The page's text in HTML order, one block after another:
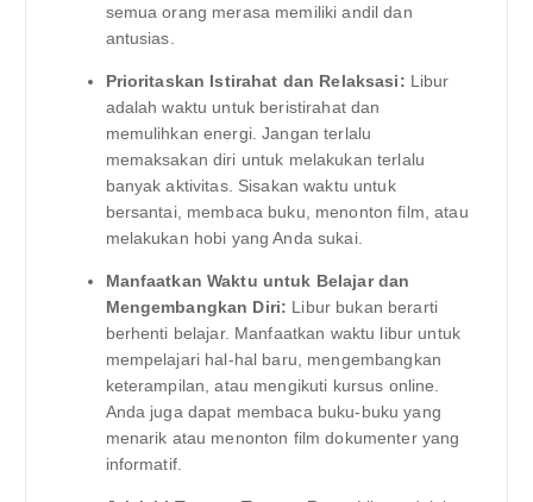
semua orang merasa memiliki andil dan
antusias.
Prioritaskan Istirahat dan Relaksasi: Libur
adalah waktu untuk beristirahat dan
memulihkan energi. Jangan terlalu
memaksakan diri untuk melakukan terlalu
banyak aktivitas. Sisakan waktu untuk
bersantai, membaca buku, menonton film, atau
melakukan hobi yang Anda sukai.
Manfaatkan Waktu untuk Belajar dan
Mengembangkan Diri: Libur bukan berarti
berhenti belajar. Manfaatkan waktu libur untuk
mempelajari hal-hal baru, mengembangkan
keterampilan, atau mengikuti kursus online.
Anda juga dapat membaca buku-buku yang
menarik atau menonton film dokumenter yang
informatif.